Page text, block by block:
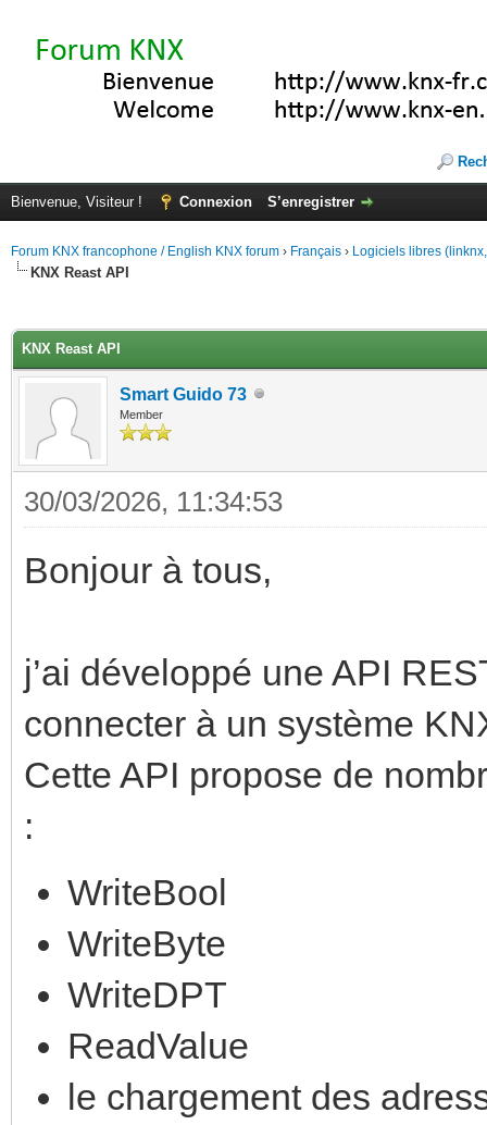
Bienvenue, Visiteur ! Connexion S’enregistrer
Forum KNX francophone / English KNX forum › Français › Logiciels libres
KNX Reast API
KNX Reast API
Smart Guido 73
Member
30/03/2026, 11:34:53
Bonjour à tous,
j’ai développé une API
connecter à un système
Cette API propose de
:
WriteBool
WriteByte
WriteDPT
ReadValue
le chargement des